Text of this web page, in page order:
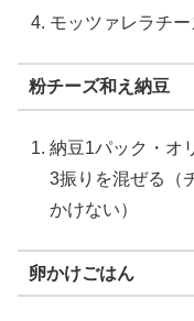
モッツァレラチ
粉チーズ和え納豆
納豆1パック・オ
3振りを混ぜる（
かけない）
卵かけごはん